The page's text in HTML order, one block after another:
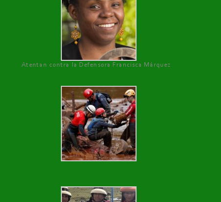
Atentan contra la Defensora Francisca Márquez